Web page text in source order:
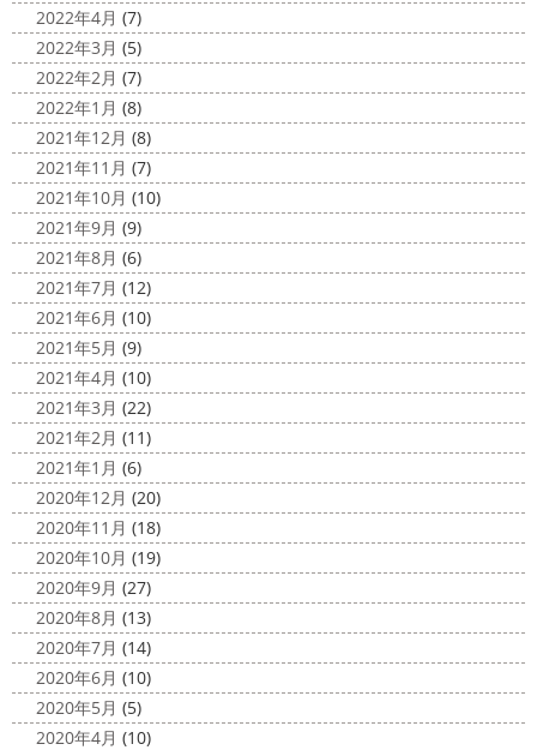
2022年4月 (7)
2022年3月 (5)
2022年2月 (7)
2022年1月 (8)
2021年12月 (8)
2021年11月 (7)
2021年10月 (10)
2021年9月 (9)
2021年8月 (6)
2021年7月 (12)
2021年6月 (10)
2021年5月 (9)
2021年4月 (10)
2021年3月 (22)
2021年2月 (11)
2021年1月 (6)
2020年12月 (20)
2020年11月 (18)
2020年10月 (19)
2020年9月 (27)
2020年8月 (13)
2020年7月 (14)
2020年6月 (10)
2020年5月 (5)
2020年4月 (10)